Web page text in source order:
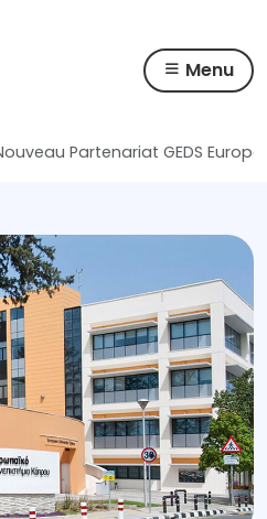
Menu
Partenariat GEDS